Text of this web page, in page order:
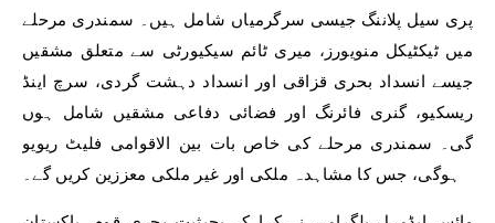
پری سیل پلاننگ جیسی سرگرمیاں شامل ہیں۔ سمندری مرحلے
میں ٹیکٹیکل منویورز، میری ٹائم سیکیورٹی سے متعلق مشقیں
جیسے انسداد بحری قزاقی اور انسداد دہشت گردی، سرچ اینڈ
ریسکیو، گنری فائرنگ اور فضائی دفاعی مشقیں شامل ہوں
گی۔ سمندری مرحلے کی خاص بات بین الاقوامی فلیٹ ریویو
ہوگی، جس کا مشاہدہ ملکی اور غیر ملکی معززین کریں گے۔